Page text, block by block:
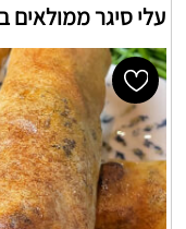
עלי סיגר ממולאים